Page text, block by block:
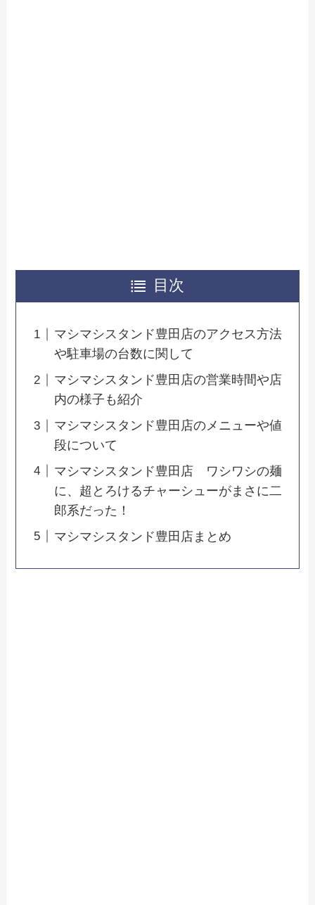
目次
マシマシスタンド豊田店のアクセス方法
や駐車場の台数に関して
マシマシスタンド豊田店の営業時間や店
内の様子も紹介
マシマシスタンド豊田店のメニューや値
段について
マシマシスタンド豊田店 ワシワシの麺
に、超とろけるチャーシューがまさに二
郎系だった！
マシマシスタンド豊田店まとめ